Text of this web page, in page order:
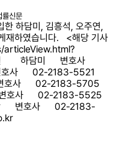
률신문
한 하담미, 김흥석, 오주연,
재하였습니다. <해당 기사
하담미 변호사
사 02-2183-5521
호사 02-2183-5705
호사 02-2183-5525
변호사 02-2183-